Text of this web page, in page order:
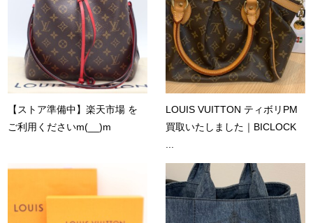
【ストア準備中】楽天市場 を
ご利用くださいm(__)m
LOUIS VUITTON ティボリPM
買取いたしました｜BICLOCK
...